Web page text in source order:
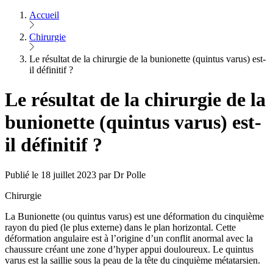
Accueil
Chirurgie
Le résultat de la chirurgie de la bunionette (quintus varus) est-
il définitif ?
Le résultat de la chirurgie de la
bunionette (quintus varus) est-
il définitif ?
Publié le 18 juillet 2023 par Dr Polle
Chirurgie
La Bunionette (ou quintus varus) est une déformation du cinquième
rayon du pied (le plus externe) dans le plan horizontal. Cette
déformation angulaire est à l’origine d’un conflit anormal avec la
chaussure créant une zone d’hyper appui douloureux. Le quintus
varus est la saillie sous la peau de la tête du cinquième métatarsien.